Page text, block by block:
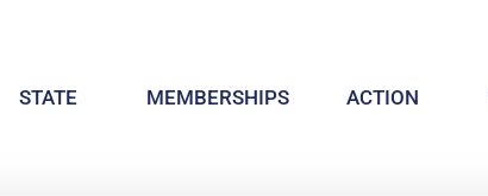
STATE MEMBERSHIPS ACTION